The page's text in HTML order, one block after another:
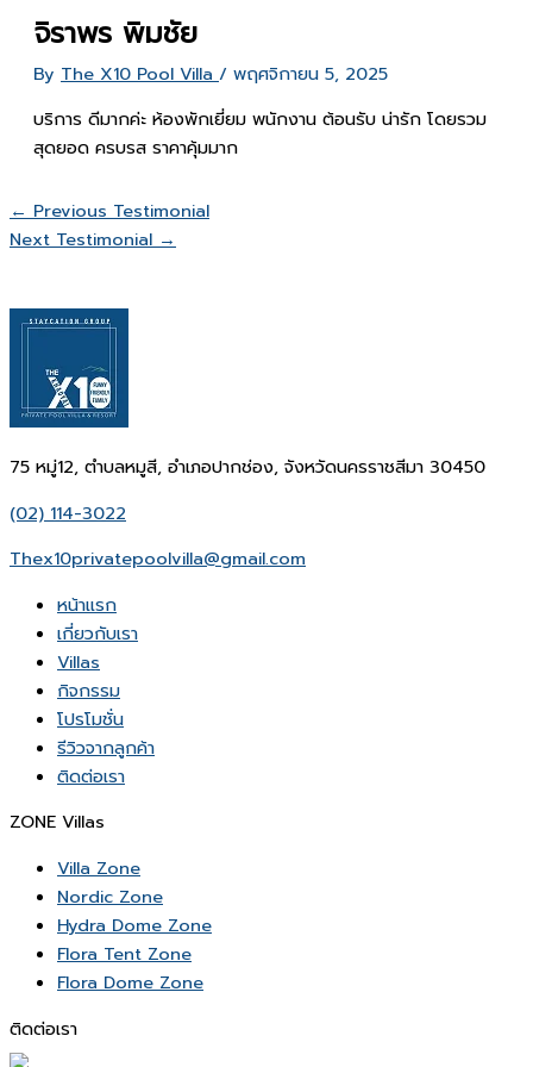
จิราพร พิมชัย
By The X10 Pool Villa / พฤศจิกายน 5, 2025
บริการ ดีมากค่ะ ห้องพักเยี่ยม พนักงาน ต้อนรับ น่ารัก โดยรวม
สุดยอด ครบรส ราคาคุ้มมาก
← Previous Testimonial
Next Testimonial →
75 หมู่12, ตำบลหมูสี, อำเภอปากช่อง, จังหวัดนครราชสีมา 30450
(02) 114-3022
Thex10privatepoolvilla@gmail.com
หน้าเเรก
เกี่ยวกับเรา
Villas
กิจกรรม
โปรโมชั่น
รีวิวจากลูกค้า
ติดต่อเรา
ZONE Villas
Villa Zone
Nordic Zone
Hydra Dome Zone
Flora Tent Zone
Flora Dome Zone
ติดต่อเรา